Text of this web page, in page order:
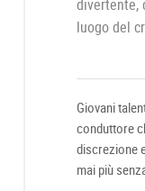
divertente,
luogo del
Giovani
conduttore
discrezione
mai più